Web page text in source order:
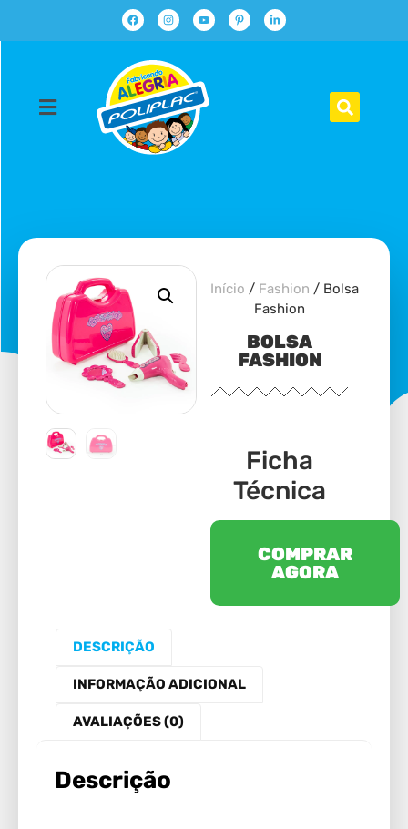
Início / Fashion / Bolsa
Fashion
BOLSA
FASHION
Ficha
Técnica
COMPRAR
AGORA
DESCRIÇÃO
INFORMAÇÃO ADICIONAL
AVALIAÇÕES (0)
Descrição